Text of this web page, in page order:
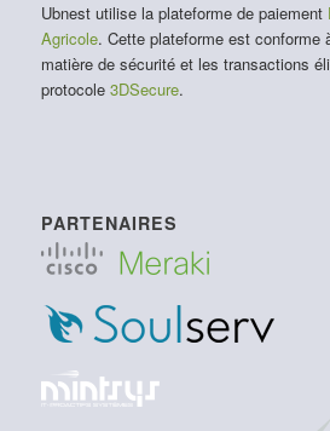
Ubnest utilise la plateforme de paiement
Agricole. Cette plateforme est conforme
matière de sécurité et les transactions
protocole 3DSecure.
PARTENAIRES